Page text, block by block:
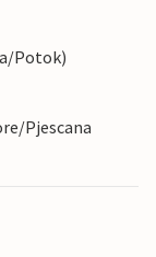
Potok)
Pjescana